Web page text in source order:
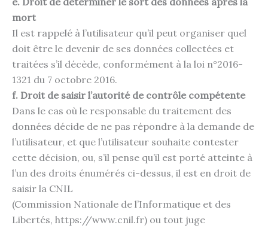
mort
Il est rappelé à l’utilisateur qu’il peut organiser quel
doit être le devenir de ses données collectées et
traitées s’il décède, conformément à la loi n°2016-
1321 du 7 octobre 2016.
f. Droit de saisir l’autorité de contrôle compétente
Dans le cas où le responsable du traitement des
données décide de ne pas répondre à la demande de
l’utilisateur, et que l’utilisateur souhaite contester
cette décision, ou, s’il pense qu’il est porté atteinte à
l’un des droits énumérés ci-dessus, il est en droit de
saisir la CNIL
(Commission Nationale de l’Informatique et des
Libertés, https://www.cnil.fr) ou tout juge